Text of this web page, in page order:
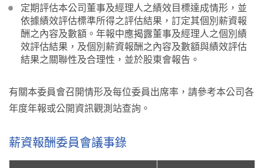
定期評估本公司董事及經理人之績效目標達成情形，並
依據績效評估標準所得之評估結果，訂定其個別薪資報
酬之內容及數額。年報中應揭露董事及經理人之個別績
效評估結果，及個別薪資報酬之內容及數額與績效評估
結果之關聯性及合理性，並於股東會報告。
有關本委員會召開情形及每位委員出席率，請參考本公司各
年度年報或公開資訊觀測站查詢。
薪資報酬委員會議事錄